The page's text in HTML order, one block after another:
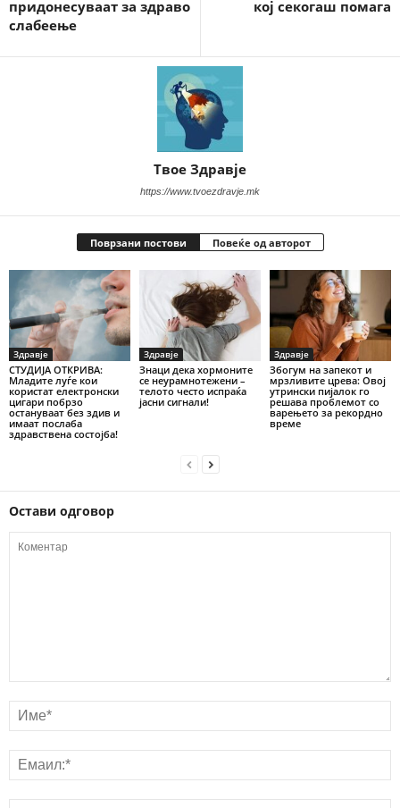
придонесуваат за здраво
слабеење
кој секогаш помага
Твое Здравје
https://www.tvoezdravje.mk
Поврзани постови Повеќе од авторот
Здравје
СТУДИЈА ОТКРИВА:
Младите луѓе кои
користат електронски
цигари побрзо
остануваат без здив и
имаат послаба
здравствена состојба!
Здравје
Знаци дека хормоните
се неурамнотежени –
телото често испраќа
јасни сигнали!
Здравје
Збогум на запекот и
мрзливите црева: Овој
утрински пијалок го
решава проблемот со
варењето за рекордно
време
Остави одговор